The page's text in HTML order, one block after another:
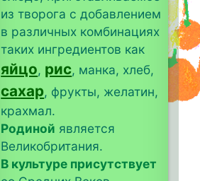
из творога с добавлением
в различных комбинациях
таких ингредиентов как
яйцо, рис, манка, хлеб,
сахар, фрукты, желатин,
крахмал.
Родиной является
Великобритания.
В культуре присутствует